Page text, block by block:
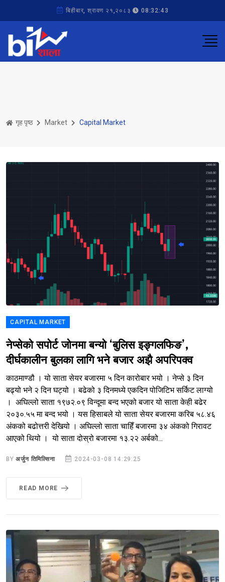
बिहीबार, श्रावण २१,२०८३ 08:32:43
गृह पृष्ठ Market Capital Market
CAPITAL MARKET
नेप्सेको सपोर्ट जोनमा बन्यो ‘बुलिस इङ्गलफिङ’,
दीर्घकालीन बुलका लागि भने बजार अझै अपरिपक्व
काठमाण्डौ । यो साता सेयर बजारमा ५ दिन कारोबार भयो । नेप्से ३ दिन
बढ्यो भने २ दिन घट्यो । बढेको ३ दिनमध्ये एकदिन पोजिटिभ सर्किट लाग्यो
। अघिल्लो साता १९७२.०९ विन्दूमा बन्द भएको बजार यो साता केही बढेर
२०३०.५५ मा बन्द भयो । यस हिसाबले यो साता सेयर बजारमा करिब ५८.४६
अंकको बढोत्तरी देखियो । अघिल्लो साता चाहिँ बजारमा ३४ अंकको गिरावट
आएको थियो । यो साता दोस्रो बजारमा १३.२२ अर्बको...
BYअर्जुन तिमिल्सिना 2024-03-08 14:29:25
READ MORE